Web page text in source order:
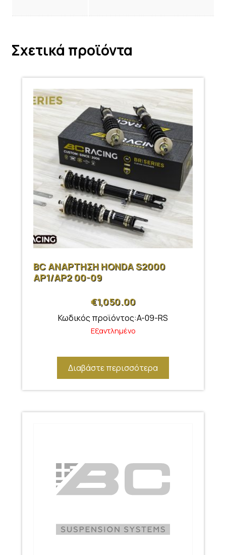
Σχετικά προϊόντα
BC ΑΝΑΡΤΗΣΗ HONDA S2000
AP1/AP2 00-09
€1,050.00
Κωδικός προϊόντος:A-09-RS
Εξαντλημένο
Διαβάστε περισσότερα